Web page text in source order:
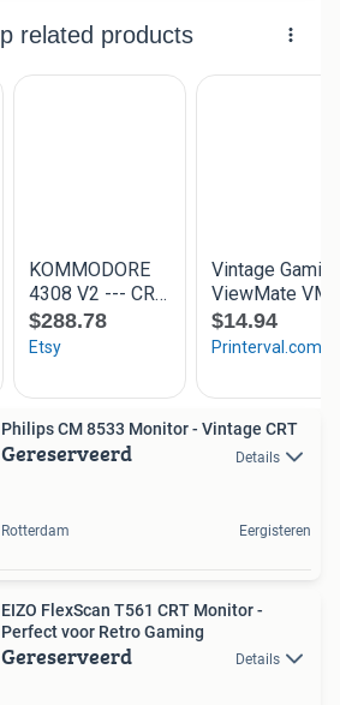
Philips CM 8533 Monitor - Vintage CRT
Gereserveerd Details
Rotterdam Eergisteren
EIZO FlexScan T561 CRT Monitor -
Perfect voor Retro Gaming
Gereserveerd Details